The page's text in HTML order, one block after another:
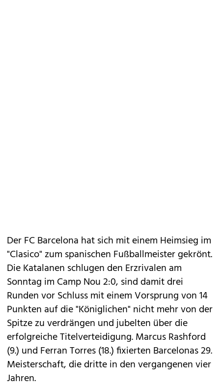
Der FC Barcelona hat sich mit einem Heimsieg im
"Clasico" zum spanischen Fußballmeister gekrönt.
Die Katalanen schlugen den Erzrivalen am
Sonntag im Camp Nou 2:0, sind damit drei
Runden vor Schluss mit einem Vorsprung von 14
Punkten auf die "Königlichen" nicht mehr von der
Spitze zu verdrängen und jubelten über die
erfolgreiche Titelverteidigung. Marcus Rashford
(9.) und Ferran Torres (18.) fixierten Barcelonas 29.
Meisterschaft, die dritte in den vergangenen vier
Jahren.